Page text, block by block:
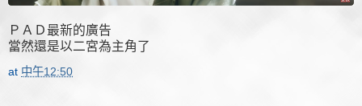
ＰＡＤ最新的廣告
當然還是以二宮為主角了
at 中午12:50